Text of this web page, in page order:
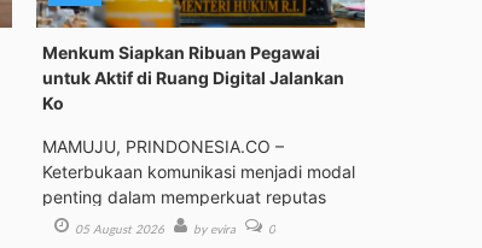
Menkum Siapkan Ribuan Pegawai
untuk Aktif di Ruang Digital Jalankan
Ko
MAMUJU, PRINDONESIA.CO –
Keterbukaan komunikasi menjadi modal
penting dalam memperkuat reputas
05 August 2026 by evira 0